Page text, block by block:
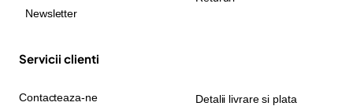
Newsletter
Servicii clienti
Contacteaza-ne
Detalii livrare si plata